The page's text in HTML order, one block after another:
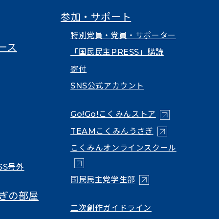
ス
号外
の部屋
参加・サポート
特別党員・党員・サポーター
「国民民主PRESS」購読
寄付
SNS公式アカウント
Go!Go!こくみんストア （新しいタブで
TEAMこくみんうさぎ （新しいタブで
こくみんオンラインスクール
国民民主党学生部（新しいタブで開く）
二次創作ガイドライン